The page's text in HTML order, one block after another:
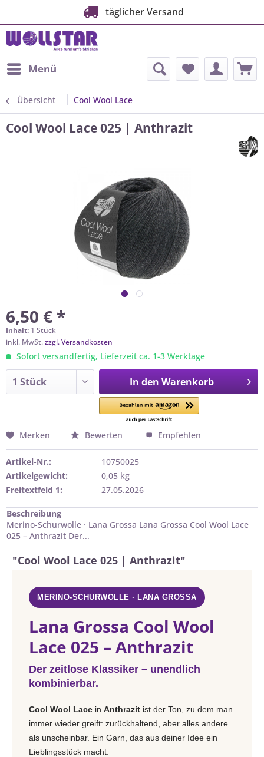
täglicher Versand
Menü
Übersicht Cool Wool Lace
Cool Wool Lace 025 | Anthrazit
6,50 € *
Inhalt: 1 Stück
inkl. MwSt.zzgl. Versandkosten
Sofort versandfertig, Lieferzeit ca. 1-3 Werktage
In den Warenkorb
Merken Bewerten Empfehlen
Artikel-Nr.:
10750025
Artikelgewicht:
0,05 kg
Freitextfeld 1:
27.05.2026
Beschreibung
Merino-Schurwolle · Lana Grossa Lana Grossa Cool Wool Lace
025 – Anthrazit Der...
"Cool Wool Lace 025 | Anthrazit"
MERINO-SCHURWOLLE · LANA GROSSA
Lana Grossa Cool Wool
Lace 025 – Anthrazit
Der zeitlose Klassiker – unendlich
kombinierbar.
Cool Wool Lace in Anthrazit ist der Ton, zu dem man
immer wieder greift: zurückhaltend, aber alles andere
als unscheinbar. Ein Garn, das aus deiner Idee ein
Lieblingsstück macht.